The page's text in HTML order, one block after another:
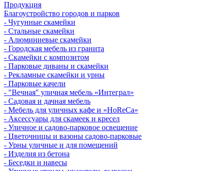
Продукция
Благоустройство городов и парков
- Чугунные скамейки
- Стальные скамейки
- Алюминиевые скамейки
- Городская мебель из гранита
- Скамейки с композитом
- Парковые диваны и скамейки
- Рекламные скамейки и урны
- Парковые качели
- "Вечная" уличная мебель «Интеграл»
- Садовая и дачная мебель
- Мебель для уличных кафе и «HoReCa»
- Аксессуары для скамеек и кресел
- Уличное и садово-парковое освещение
- Цветочницы и вазоны садово-парковые
- Урны уличные и для помещений
- Изделия из бетона
- Беседки и навесы